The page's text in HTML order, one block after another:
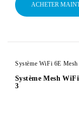
ACHETER
Système WiFi 6E
Système Mesh
3